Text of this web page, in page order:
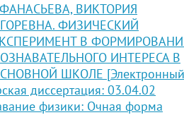
ВИКТОРИЯ
ФИЗИЧЕСКИЙ
В
ИНТЕРЕСА В
ШКОЛЕ [Электронный
диссертация: 03.04.02
физики: Очная форма